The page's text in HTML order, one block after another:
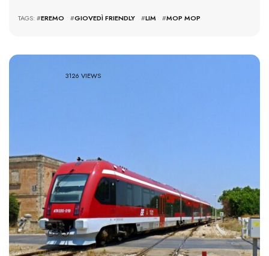
TAGS: #EREMO #GIOVEDÌ FRIENDLY #LIM #MOP MOP
3126 VIEWS